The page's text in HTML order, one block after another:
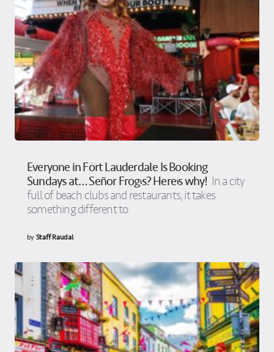
Everyone in Fort Lauderdale Is Booking
Sundays at… Señor Frog’s? Here’s why! In a city
full of beach clubs and restaurants, it takes
something different to
byStaff Raudal